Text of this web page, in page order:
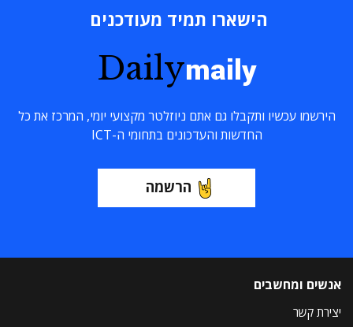
הישארו תמיד מעודכנים
Dailymaily
הירשמו עכשיו ותקבלו גם אתם ניוזלטר מקצועי יומי, המרכז את כל
החדשות והעדכונים בתחומי ה-ICT
הרשמה
אנשים ומחשבים
יצירת קשר